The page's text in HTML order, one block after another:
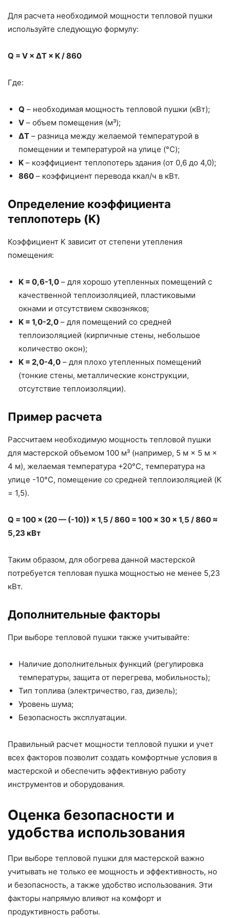
Для расчета необходимой мощности тепловой пушки
используйте следующую формулу:
Q = V × ΔT × K / 860
Где:
Q – необходимая мощность тепловой пушки (кВт);
V – объем помещения (м³);
ΔT – разница между желаемой температурой в
помещении и температурой на улице (°C);
K – коэффициент теплопотерь здания (от 0,6 до 4,0);
860 – коэффициент перевода ккал/ч в кВт.
Определение коэффициента
теплопотерь (K)
Коэффициент K зависит от степени утепления
помещения:
K = 0,6-1,0 – для хорошо утепленных помещений с
качественной теплоизоляцией, пластиковыми
окнами и отсутствием сквозняков;
K = 1,0-2,0 – для помещений со средней
теплоизоляцией (кирпичные стены, небольшое
количество окон);
K = 2,0-4,0 – для плохо утепленных помещений
(тонкие стены, металлические конструкции,
отсутствие теплоизоляции).
Пример расчета
Рассчитаем необходимую мощность тепловой пушки
для мастерской объемом 100 м³ (например, 5 м × 5 м ×
4 м), желаемая температура +20°C, температура на
улице -10°C, помещение со средней теплоизоляцией (K
= 1,5).
Q = 100 × (20 — (-10)) × 1,5 / 860 = 100 × 30 × 1,5 / 860 ≈
5,23 кВт
Таким образом, для обогрева данной мастерской
потребуется тепловая пушка мощностью не менее 5,23
кВт.
Дополнительные факторы
При выборе тепловой пушки также учитывайте:
Наличие дополнительных функций (регулировка
температуры, защита от перегрева, мобильность);
Тип топлива (электричество, газ, дизель);
Уровень шума;
Безопасность эксплуатации.
Правильный расчет мощности тепловой пушки и учет
всех факторов позволит создать комфортные условия в
мастерской и обеспечить эффективную работу
инструментов и оборудования.
Оценка безопасности и
удобства использования
При выборе тепловой пушки для мастерской важно
учитывать не только ее мощность и эффективность, но
и безопасность, а также удобство использования. Эти
факторы напрямую влияют на комфорт и
продуктивность работы.